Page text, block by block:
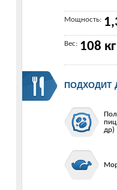
Мощность:
Вес: 108 кг
ПОДХОДИТ
др)